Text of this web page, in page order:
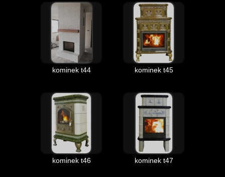
kominek t44 kominek t45
kominek t46 kominek t47